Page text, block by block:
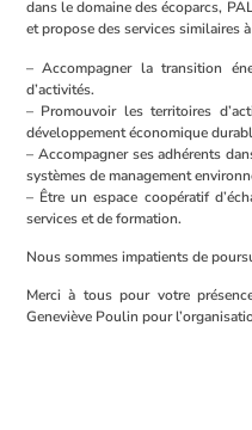
dans le domaine des écoparcs,
et propose des services similaires
– Accompagner la transition
d’activités.
– Promouvoir les territoires
développement économique
– Accompagner ses adhérents
systèmes de management
– Être un espace coopératif
services et de formation.
Nous sommes impatients de
Merci à tous pour votre
Geneviève Poulin pour